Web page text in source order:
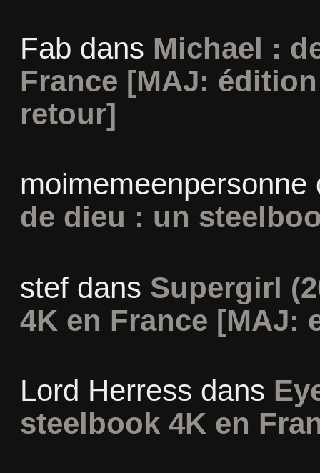
Fab dans Michael :
France [MAJ:
retour]
moimemeenpersonne
de dieu : un
stefdans Supergirl
4K en France [MAJ:
Lord Herress dans
steelbook 4K en